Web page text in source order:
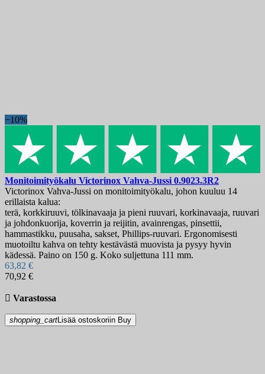
−10%
Monitoimityökalu Victorinox Vahva-Jussi 0.9023.3R2
Victorinox Vahva-Jussi on monitoimityökalu, johon kuuluu 14
erillaista kalua:
terä, korkkiruuvi, tölkinavaaja ja pieni ruuvari, korkinavaaja, ruuvari
ja johdonkuorija, koverrin ja reijitin, avainrengas, pinsettii,
hammastikku, puusaha, sakset, Phillips-ruuvari. Ergonomisesti
muotoiltu kahva on tehty kestävästä muovista ja pysyy hyvin
kädessä. Paino on 150 g. Koko suljettuna 111 mm.
63,82 €
70,92 €
 Varastossa
shopping_cartLisää ostoskoriin Buy